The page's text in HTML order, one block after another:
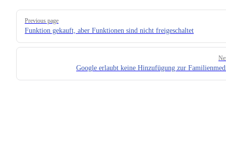
Pager
Previous page
Funktion gekauft, aber Funktionen sind nicht freigeschaltet
Google erlaubt keine Hinzufügung zur